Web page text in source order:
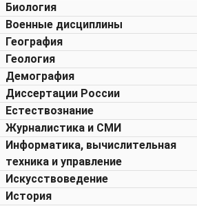
Биология
Военные дисциплины
География
Геология
Демография
Диссертации России
Естествознание
Журналистика и СМИ
Информатика, вычислительная
техника и управление
Искусствоведение
История